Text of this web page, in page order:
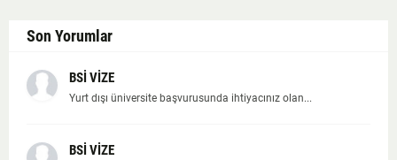
Son Yorumlar
BSİ VİZE
Yurt dışı üniversite başvurusunda ihtiyacınız olan...
BSİ VİZE